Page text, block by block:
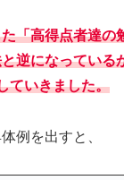
「高得点者達の
逆になっている
ていきました。
例を出すと、